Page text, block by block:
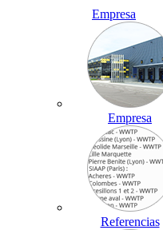
Empresa
Empresa
Referencias